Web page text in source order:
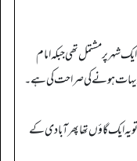
پر مشتمل تھی جبکہ امام
ہونے کی صراحت کی ہے۔
یہ ایک گاؤں تھا پھر آبادی کے